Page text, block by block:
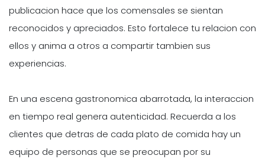
publicacion hace que los comensales se sientan
reconocidos y apreciados. Esto fortalece tu relacion con
ellos y anima a otros a compartir tambien sus
experiencias.
En una escena gastronomica abarrotada, la interaccion
en tiempo real genera autenticidad. Recuerda a los
clientes que detras de cada plato de comida hay un
equipo de personas que se preocupan por su